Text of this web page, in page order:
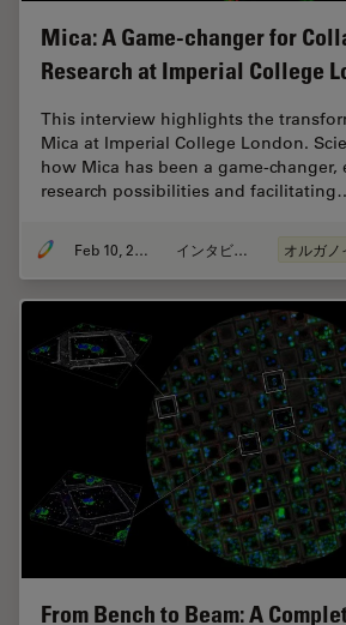
Mica: A Game-changer for
Research at Imperial College
This interview highlights the
Mica at Imperial College London.
how Mica has been a game-changer,
research possibilities and
Feb 10, 2025 インタビュー
From Bench to Beam: A